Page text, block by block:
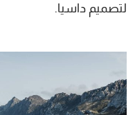
لتصميم داسيا.